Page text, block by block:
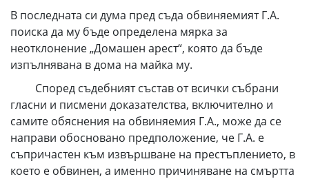
В последната си дума пред съда обвиняемият Г.А.
поиска да му бъде определена мярка за
неотклонение „Домашен арест“, която да бъде
изпълнявана в дома на майка му.
Според съдебният състав от всички събрани
гласни и писмени доказателства, включително и
самите обяснения на обвиняемия Г.А., може да се
направи обосновано предположение, че Г.А. е
съпричастен към извършване на престъплението, в
което е обвинен, а именно причиняване на смъртта